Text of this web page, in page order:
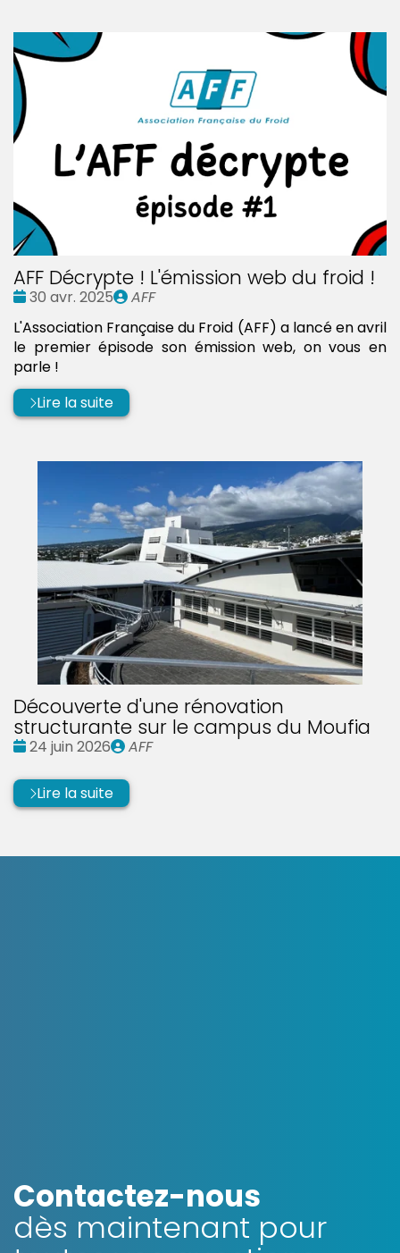
AFF Décrypte ! L'émission web du froid !
Date
30 avr. 2025
Publié
AFF
L'Association Française du Froid (AFF) a lancé en avril
le premier épisode son émission web, on vous en
parle !
Lire la suite
Découverte d'une rénovation
structurante sur le campus du Moufia
Date
24 juin 2026
Publié
AFF
Lire la suite
Contactez-nous
dès maintenant pour